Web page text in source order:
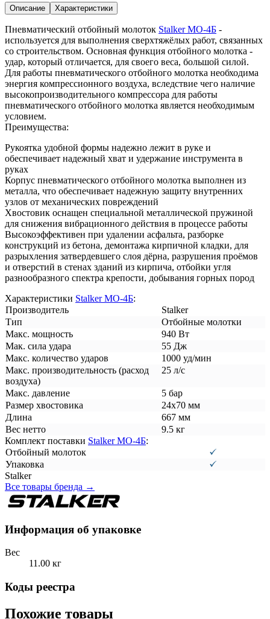
Описание Характеристики
Пневматический отбойный молоток Stalker МО-4Б -
используется для выполнения сверхтяжёлых работ, связанных
со строительством. Основная функция отбойного молотка -
удар, который отличается, для своего веса, большой силой.
Для работы пневматического отбойного молотка необходима
энергия компрессионного воздуха, вследствие чего наличие
высокопроизводительного компрессора для работы
пневматического отбойного молотка является необходимым
условием.
Преимущества:
Рукоятка удобной формы надежно лежит в руке и
обеспечивает надежный хват и удержание инструмента в
руках
Корпус пневматического отбойного молотка выполнен из
металла, что обеспечивает надежную защиту внутренних
узлов от механических повреждений
Хвостовик оснащен специальной металлической пружиной
для снижения вибрационного действия в процессе работы
Высокоэффективен при удалении асфальта, разборке
конструкций из бетона, демонтажа кирпичной кладки, для
разрыхления затвердевшего слоя дёрна, разрушения проёмов
и отверстий в стенах зданий из кирпича, отбойки угля
разнообразного спектра крепости, добывания горных пород
Характеристики Stalker МО-4Б:
Производитель
Stalker
Тип
Отбойные молотки
Макс. мощность
940 Вт
Мак. сила удара
55 Дж
Макс. количество ударов
1000 уд/мин
Макс. производительность (расход
воздуха)
25 л/с
Макс. давление
5 бар
Размер хвостовика
24х70 мм
Длина
667 мм
Вес нетто
9.5 кг
Комплект поставки Stalker МО-4Б:
Отбойный молоток
Упаковка
Stalker
Все товары бренда →
Информация об упаковке
Вес
11.00 кг
Коды реестра
Похожие товары